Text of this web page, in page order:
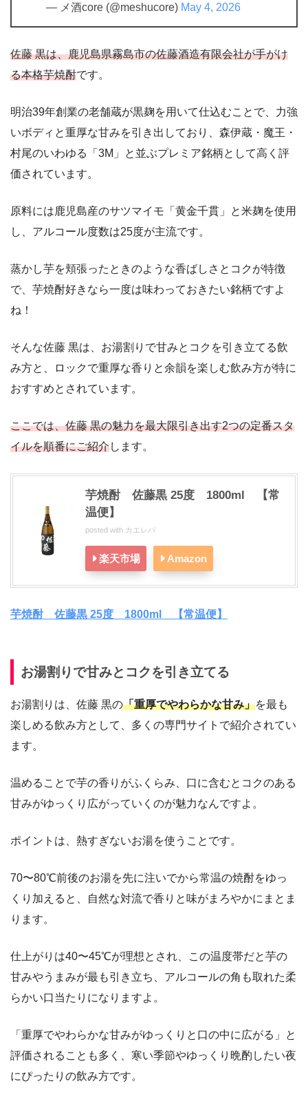
— メ酒core (@meshucore) May 4, 2026
佐藤 黒は、鹿児島県霧島市の佐藤酒造有限会社が手がけ
る本格芋焼酎です。
明治39年創業の老舗蔵が黒麹を用いて仕込むことで、力強
いボディと重厚な甘みを引き出しており、森伊蔵・魔王・
村尾のいわゆる「3M」と並ぶプレミア銘柄として高く評
価されています。
原料には鹿児島産のサツマイモ「黄金千貫」と米麹を使用
し、アルコール度数は25度が主流です。
蒸かし芋を頬張ったときのような香ばしさとコクが特徴
で、芋焼酎好きなら一度は味わっておきたい銘柄ですよ
ね！
そんな佐藤 黒は、お湯割りで甘みとコクを引き立てる飲
み方と、ロックで重厚な香りと余韻を楽しむ飲み方が特に
おすすめとされています。
ここでは、佐藤 黒の魅力を最大限引き出す2つの定番スタ
イルを順番にご紹介します。
芋焼酎 佐藤黒 25度 1800ml 【常
温便】
posted with カエレバ
楽天市場 Amazon
芋焼酎 佐藤黒 25度 1800ml 【常温便】
お湯割りで甘みとコクを引き立てる
お湯割りは、佐藤 黒の「重厚でやわらかな甘み」を最も
楽しめる飲み方として、多くの専門サイトで紹介されてい
ます。
温めることで芋の香りがふくらみ、口に含むとコクのある
甘みがゆっくり広がっていくのが魅力なんですよ。
ポイントは、熱すぎないお湯を使うことです。
70〜80℃前後のお湯を先に注いでから常温の焼酎をゆっ
くり加えると、自然な対流で香りと味がまろやかにまとま
ります。
仕上がりは40〜45℃が理想とされ、この温度帯だと芋の
甘みやうまみが最も引き立ち、アルコールの角も取れた柔
らかい口当たりになりますよ。
「重厚でやわらかな甘みがゆっくりと口の中に広がる」と
評価されることも多く、寒い季節やゆっくり晩酌したい夜
にぴったりの飲み方です。